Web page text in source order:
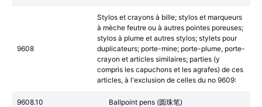
9608
Stylos et crayons à bille; stylos et marqueurs
à mèche feutre ou à autres pointes poreuses;
stylos à plume et autres stylos; stylets pour
duplicateurs; porte-mine; porte-plume, porte-
crayon et articles similaires; parties (y
compris les capuchons et les agrafes) de ces
articles, à l'exclusion de celles du no 9609:
9608.10 Ballpoint pens (圆珠笔)